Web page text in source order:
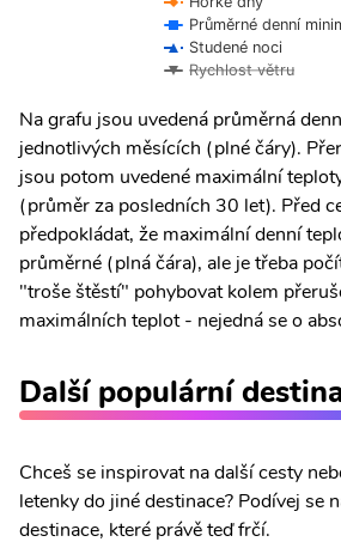
Průměrné denní
Studené noci
Rychlost větru
Na grafu jsou uvedená průměrná
jednotlivých měsících (plné čáry).
jsou potom uvedené maximální
(průměr za posledních 30 let). Před
předpokládat, že maximální denní
průměrné (plná čára), ale je třeba
"troše štěstí" pohybovat kolem
maximálních teplot - nejedná se o
Další populární
Chceš se inspirovat na další cesty
letenky do jiné destinace? Podívej se
destinace, které právě teď frčí.